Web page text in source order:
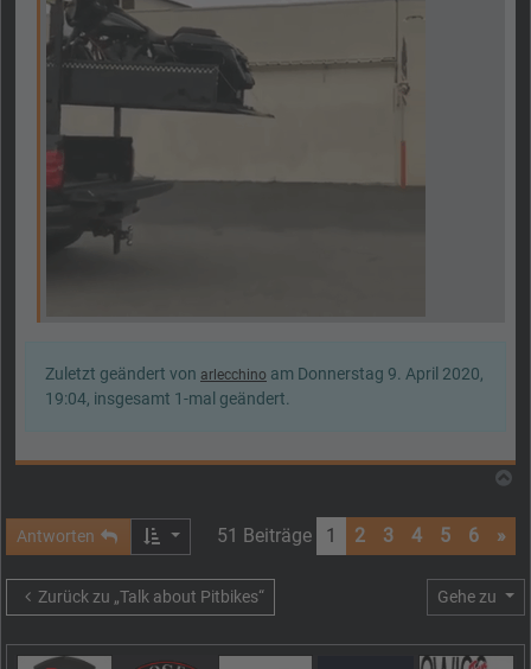
Zuletzt geändert von arlecchino am Donnerstag 9. April 2020,
19:04, insgesamt 1-mal geändert.
Antworten 51 Beiträge 1 2 3 4 5 6 »
Zurück zu „Talk about Pitbikes“ Gehe zu